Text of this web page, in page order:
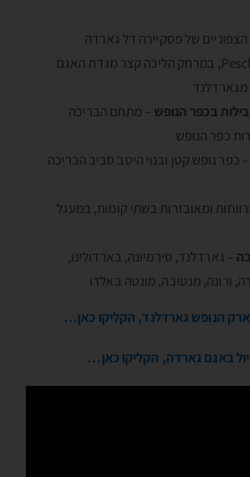
של פסקיירה דל גארדה
Peschiera del Garda, במרחק הליכה קצר מגדת האגם
מגארדלנד
בכפר הנופש – מתחם הבריכה
כפר הנופש
– כפר נופש קטן ובנוי היטב סביב הבריכה
ומאובזרות בשתי קומות, במעגל
– גארדלנד, סירמיונה, בארדולינו,
ורונה, מנטובה, מונטה באלדו
הנופש גארדלנד, הקליקו כאן…
באגם גארדה, הקליקו כאן…